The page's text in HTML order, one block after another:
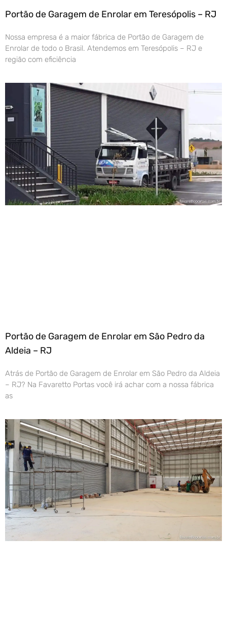
Portão de Garagem de Enrolar em Teresópolis – RJ
Nossa empresa é a maior fábrica de Portão de Garagem de
Enrolar de todo o Brasil. Atendemos em Teresópolis – RJ e
região com eficiência
Portão de Garagem de Enrolar em São Pedro da
Aldeia – RJ
Atrás de Portão de Garagem de Enrolar em São Pedro da Aldeia
– RJ? Na Favaretto Portas você irá achar com a nossa fábrica
as